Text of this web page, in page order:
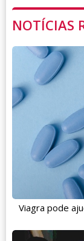
NOTÍCIAS
Viagra pode